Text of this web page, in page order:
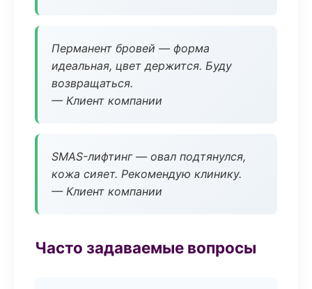
Перманент бровей — форма
идеальная, цвет держится. Буду
возвращаться.
— Клиент компании
SMAS-лифтинг — овал подтянулся,
кожа сияет. Рекомендую клинику.
— Клиент компании
Часто задаваемые вопросы